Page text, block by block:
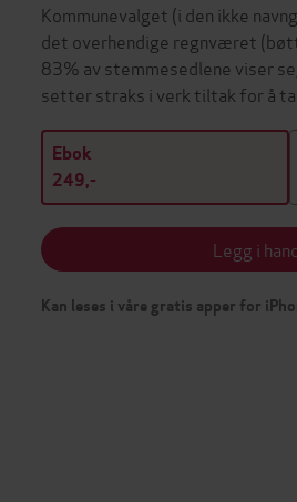
Kommunevalget (i den ikke
det overhendige regnværet
83% av stemmesedlene viser
setter straks i verk tiltak for å
Ebok
249,-
Legg i
Kan leses i våre gratis apper for